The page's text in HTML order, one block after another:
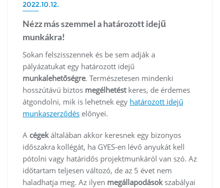
2022.10.12.
Nézz más szemmel a határozott idejű
munkákra!
Sokan felszisszennek és be sem adják a
pályázatukat egy határozott idejű
munkalehetőségre. Természetesen mindenki
hosszútávú biztos megélhetést keres, de érdemes
átgondolni, mik is lehetnek egy határozott idejű
munkaszerződés előnyei.
A cégek általában akkor keresnek egy bizonyos
időszakra kollégát, ha GYES-en lévő anyukát kell
pótolni vagy határidős projektmunkáról van szó. Az
időtartam teljesen változó, de az 5 évet nem
haladhatja meg. Az ilyen megállapodások szabályai